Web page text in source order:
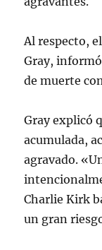
Al respecto,
Gray, informó
de muerte
Gray explicó
acumulada,
agravado.
Charlie Kirk
un gran